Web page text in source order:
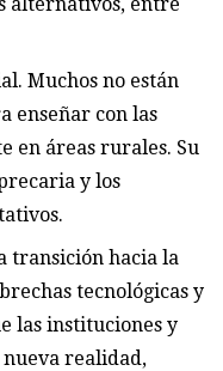
Muchos no están
enseñar con las
en áreas rurales. Su
y los
transición hacia la
tecnológicas y
las instituciones y
nueva realidad,